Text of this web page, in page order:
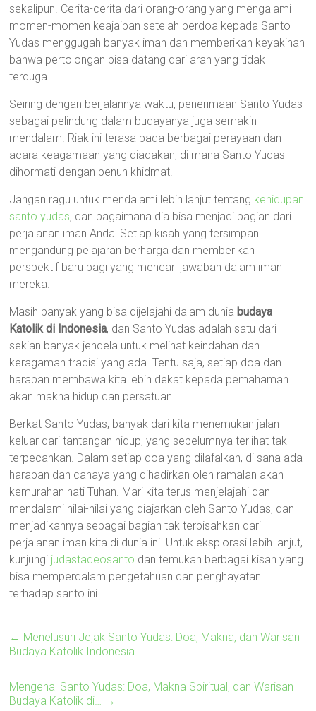
sekalipun. Cerita-cerita dari orang-orang yang mengalami
momen-momen keajaiban setelah berdoa kepada Santo
Yudas menggugah banyak iman dan memberikan keyakinan
bahwa pertolongan bisa datang dari arah yang tidak
terduga.
Seiring dengan berjalannya waktu, penerimaan Santo Yudas
sebagai pelindung dalam budayanya juga semakin
mendalam. Riak ini terasa pada berbagai perayaan dan
acara keagamaan yang diadakan, di mana Santo Yudas
dihormati dengan penuh khidmat.
Jangan ragu untuk mendalami lebih lanjut tentang kehidupan
santo yudas, dan bagaimana dia bisa menjadi bagian dari
perjalanan iman Anda! Setiap kisah yang tersimpan
mengandung pelajaran berharga dan memberikan
perspektif baru bagi yang mencari jawaban dalam iman
mereka.
Masih banyak yang bisa dijelajahi dalam dunia budaya
Katolik di Indonesia, dan Santo Yudas adalah satu dari
sekian banyak jendela untuk melihat keindahan dan
keragaman tradisi yang ada. Tentu saja, setiap doa dan
harapan membawa kita lebih dekat kepada pemahaman
akan makna hidup dan persatuan.
Berkat Santo Yudas, banyak dari kita menemukan jalan
keluar dari tantangan hidup, yang sebelumnya terlihat tak
terpecahkan. Dalam setiap doa yang dilafalkan, di sana ada
harapan dan cahaya yang dihadirkan oleh ramalan akan
kemurahan hati Tuhan. Mari kita terus menjelajahi dan
mendalami nilai-nilai yang diajarkan oleh Santo Yudas, dan
menjadikannya sebagai bagian tak terpisahkan dari
perjalanan iman kita di dunia ini. Untuk eksplorasi lebih lanjut,
kunjungi judastadeosanto dan temukan berbagai kisah yang
bisa memperdalam pengetahuan dan penghayatan
terhadap santo ini.
← Menelusuri Jejak Santo Yudas: Doa, Makna, dan Warisan
Budaya Katolik Indonesia
Mengenal Santo Yudas: Doa, Makna Spiritual, dan Warisan
Budaya Katolik di… →